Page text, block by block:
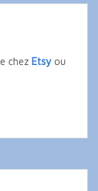
chez Etsy ou